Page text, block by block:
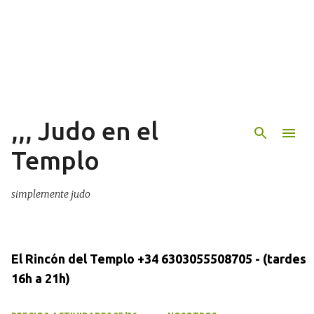
,,, Judo en el
Templo
simplemente judo
El Rincón del Templo +34 6303055508705 - (tardes
16h a 21h)